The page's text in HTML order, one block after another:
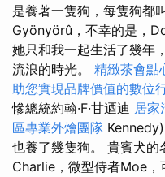
是養著一隻狗，每隻狗都叫
Gyönyörû，不幸的是，
她只和我一起生活了幾年
流浪的時光。 精緻茶會點
助您實現品牌價值的數位
慘總統約翰·F·甘迺迪 居家
區專業外燴團隊 Kennedy)
也養了幾隻狗。 貴賓犬
Charlie，微型侍者Moe，